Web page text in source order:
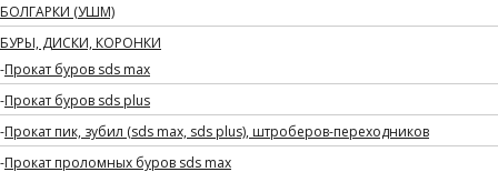
БОЛГАРКИ (УШМ)
БУРЫ, ДИСКИ, КОРОНКИ
Прокат буров sds max
Прокат буров sds plus
Прокат пик, зубил (sds max, sds plus), штроберов-переходников
Прокат проломных буров sds max